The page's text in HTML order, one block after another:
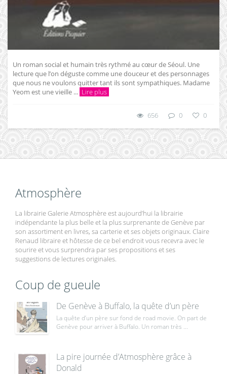
Un roman social et humain très rythmé au cœur de Séoul. Une
lecture que l’on déguste comme une douceur et des personnages
que nous ne voulons quitter tant ils sont sympathiques. Madame
Yeom est une vieille ... Lire plus
656 0 0
Atmosphère
La librairie Galerie Atmosphère est aujourd’hui la librairie
indépendante la plus belle et la plus surprenante de Genève par
son assortiment en livres, sa carterie et ses objets originaux. Claire
Renaud libraire et hôtesse de ce bel endroit vous recevra avec le
sourire et vous surprendra par ses propositions et ses
suggestions de lectures originales.
Coup de gueule
De Genève à Buffalo, la quête d’un père
La quête d’un père sur fond de road movie. On part de
Genève pour arriver à Buffalo. Un roman très ...
La pire journée d’Atmosphère grâce à
Donald